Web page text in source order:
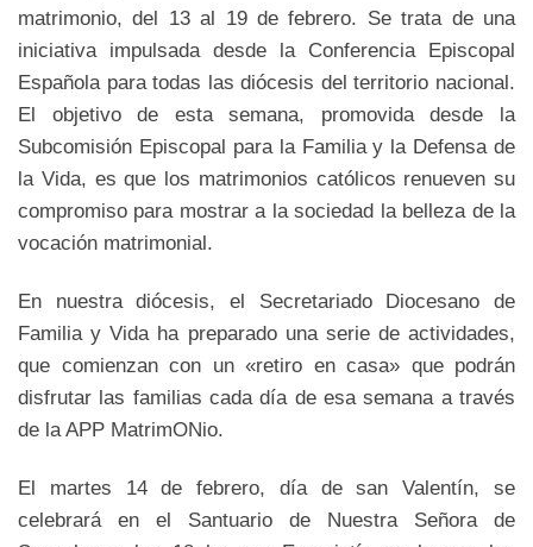
matrimonio, del 13 al 19 de febrero. Se trata de una
iniciativa impulsada desde la Conferencia Episcopal
Española para todas las diócesis del territorio nacional.
El objetivo de esta semana, promovida desde la
Subcomisión Episcopal para la Familia y la Defensa de
la Vida, es que los matrimonios católicos renueven su
compromiso para mostrar a la sociedad la belleza de la
vocación matrimonial.
En nuestra diócesis, el Secretariado Diocesano de
Familia y Vida ha preparado una serie de actividades,
que comienzan con un «retiro en casa» que podrán
disfrutar las familias cada día de esa semana a través
de la APP MatrimONio.
El martes 14 de febrero, día de san Valentín, se
celebrará en el Santuario de Nuestra Señora de